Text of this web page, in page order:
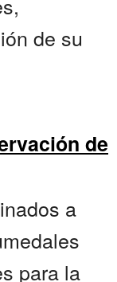
de su
de
a
para la